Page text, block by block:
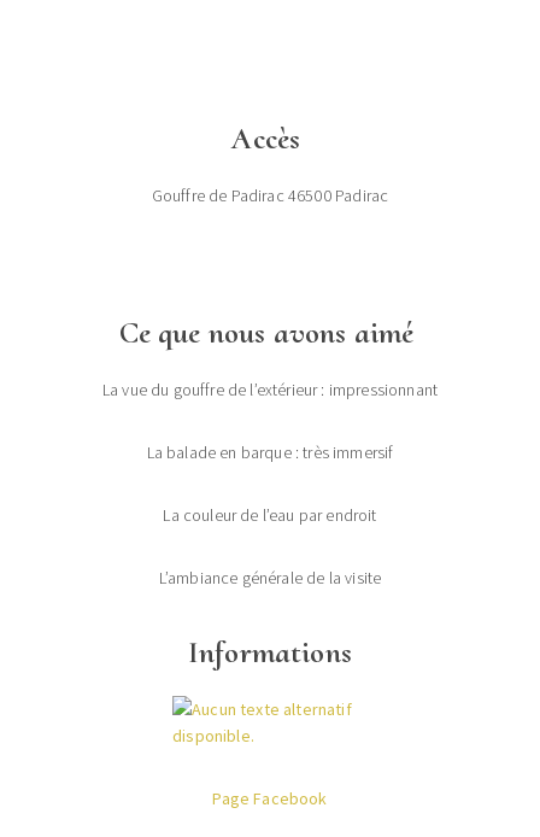
Accès
Gouffre de Padirac 46500 Padirac
Ce que nous avons aimé
La vue du gouffre de l’extérieur : impressionnant
La balade en barque : très immersif
La couleur de l’eau par endroit
L’ambiance générale de la visite
Informations
Page Facebook